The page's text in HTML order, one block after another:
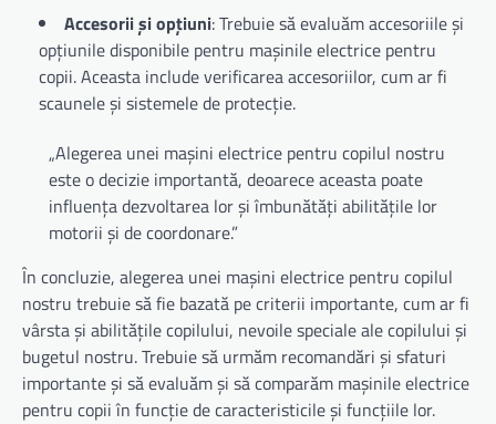
Accesorii și opțiuni: Trebuie să evaluăm accesoriile și
opțiunile disponibile pentru mașinile electrice pentru
copii. Aceasta include verificarea accesoriilor, cum ar fi
scaunele și sistemele de protecție.
„Alegerea unei mașini electrice pentru copilul nostru
este o decizie importantă, deoarece aceasta poate
influența dezvoltarea lor și îmbunătăți abilitățile lor
motorii și de coordonare.”
În concluzie, alegerea unei mașini electrice pentru copilul
nostru trebuie să fie bazată pe criterii importante, cum ar fi
vârsta și abilitățile copilului, nevoile speciale ale copilului și
bugetul nostru. Trebuie să urmăm recomandări și sfaturi
importante și să evaluăm și să comparăm mașinile electrice
pentru copii în funcție de caracteristicile și funcțiile lor.